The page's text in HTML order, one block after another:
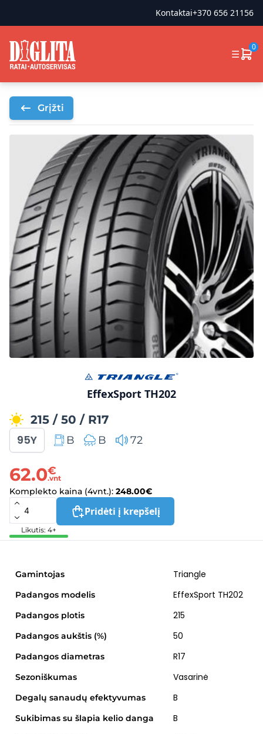
Kontaktai+370 656 21156
☰
0
Grįžti
EffexSport TH202
215 / 50 / R17
95Y B B 72
62.0€
.vnt
Komplekto kaina (4vnt.): 248.00€
Pridėti į krepšelį
Likutis: 4+
Gamintojas Triangle
Padangos modelis EffexSport TH202
Padangos plotis 215
Padangos aukštis (%) 50
Padangos diametras R17
Sezoniškumas Vasarinė
Degalų sanaudų efektyvumas B
Sukibimas su šlapia kelio danga B